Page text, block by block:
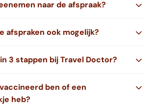
naar de afspraak?
afspraken ook mogelijk?
3 stappen bij Travel Doctor?
ben of een
heb?